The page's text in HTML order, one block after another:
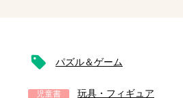
パズル＆ゲーム
児童書 玩具・フィギュア